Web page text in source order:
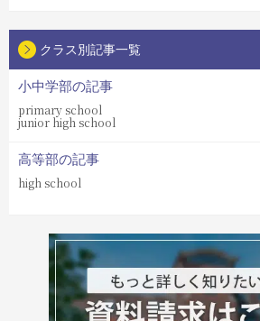
クラス別記事一覧
小中学部の記事
primary school
junior high school
高等部の記事
high school